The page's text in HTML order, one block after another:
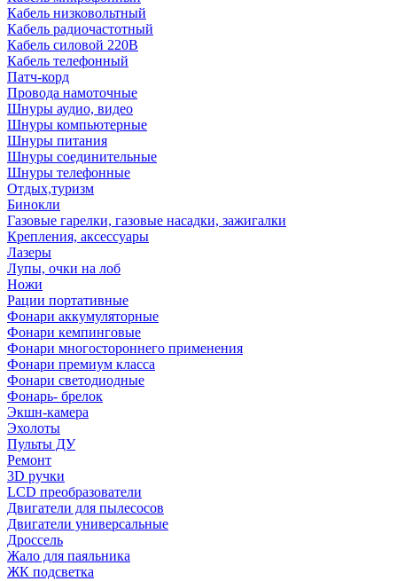
Кабель низковольтный
Кабель радиочастотный
Кабель силовой 220В
Кабель телефонный
Патч-корд
Провода намоточные
Шнуры аудио, видео
Шнуры компьютерные
Шнуры питания
Шнуры соединительные
Шнуры телефонные
Отдых,туризм
Бинокли
Газовые гарелки, газовые насадки, зажигалки
Крепления, аксессуары
Лазеры
Лупы, очки на лоб
Ножи
Рации портативные
Фонари аккумуляторные
Фонари кемпинговые
Фонари многостороннего применения
Фонари премиум класса
Фонари светодиодные
Фонарь- брелок
Экшн-камера
Эхолоты
Пульты ДУ
Ремонт
3D ручки
LCD преобразователи
Двигатели для пылесосов
Двигатели универсальные
Дроссель
Жало для паяльника
ЖК подсветка